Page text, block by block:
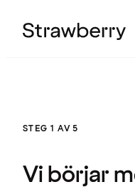
STEG 1 AV 5
Vi börjar